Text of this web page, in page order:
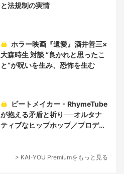
と法規制の実情
大森時生 対談 “良かれと思ったこ
と“が呪いを生み、恐怖を生む
が抱える矛盾と祈り──オルタナ
ティブなヒップホップ／プロデュ
> KAI-YOU Premiumをもっと見る